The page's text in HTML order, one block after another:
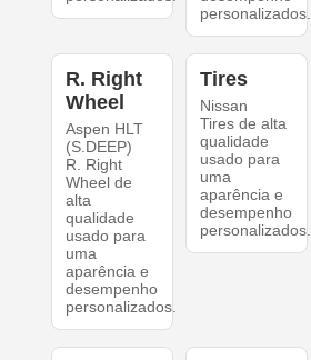
personalizados.
R. Right
Wheel
Aspen HLT
(S.DEEP)
R. Right
Wheel de
alta
qualidade
usado para
uma
aparência e
desempenho
personalizados.
Tires
Nissan
Tires de alta
qualidade
usado para
uma
aparência e
desempenho
personalizados.